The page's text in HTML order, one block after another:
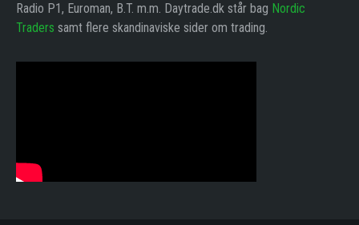
Radio P1, Euroman, B.T. m.m. Daytrade.dk står bag Nordic
Traders samt flere skandinaviske sider om trading.